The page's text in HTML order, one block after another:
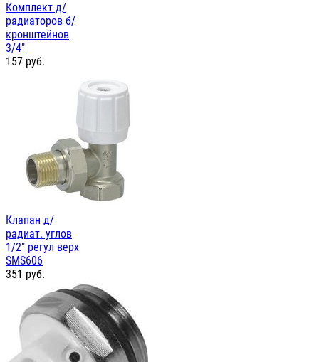
Комплект д/
радиаторов б/
кронштейнов
3/4"
157 руб.
Клапан д/
радиат. углов
1/2" регул верх
SMS606
351 руб.